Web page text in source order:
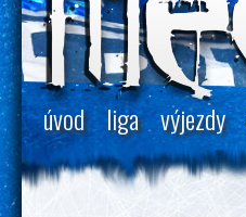
úvod liga výjezdy